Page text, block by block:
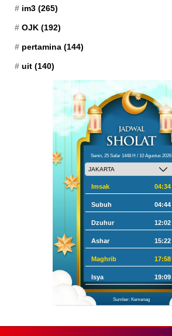
im3 (265)
OJK (192)
pertamina (144)
uit (140)
Senin, 25 Safar 1448 H / 10 Agustus 2026
Imsak 04:34
Subuh 04:44
Dzuhur 12:02
Ashar 15:22
Maghrib 17:58
Isya 19:09
Sumber: Kemenag